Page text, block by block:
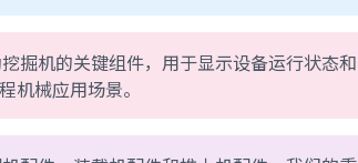
掘机的关键组件，用于显示设备运行状态和
机械应用场景。